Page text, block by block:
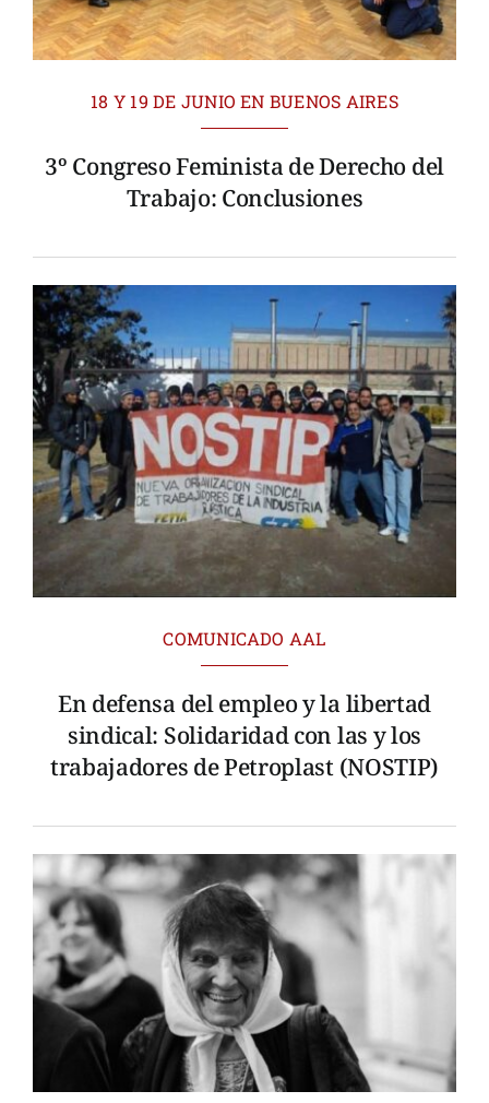
18 Y 19 DE JUNIO EN BUENOS AIRES
3º Congreso Feminista de Derecho del
Trabajo: Conclusiones
COMUNICADO AAL
En defensa del empleo y la libertad
sindical: Solidaridad con las y los
trabajadores de Petroplast (NOSTIP)